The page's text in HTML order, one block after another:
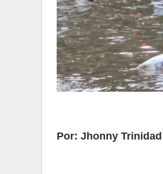
Por: Jhonny Trinidad